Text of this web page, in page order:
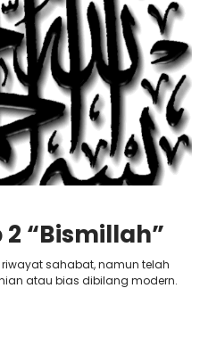
“Bismillah”
sahabat, namun telah
atau bias dibilang modern.